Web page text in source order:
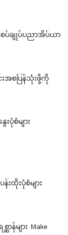
ချုပ်ပညာအိပ်ယာ
အစပြန်သုံးဖို့ကို
ပုံစံများ
ထိုးပုံစံများ
န်များ Make